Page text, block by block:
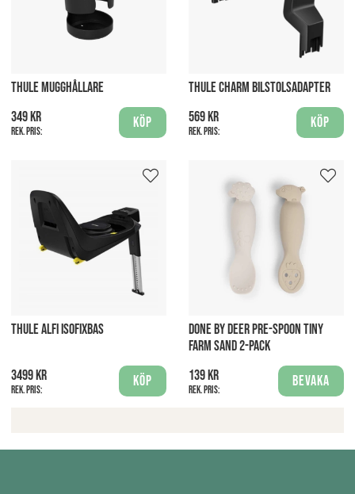
THULE MUGGHÅLLARE
349 kr
Rek. pris:
Köp
THULE CHARM BILSTOLSADAPTER
569 kr
Rek. pris:
Köp
THULE ALFI ISOFIXBAS
3499 kr
Rek. pris:
Köp
DONE BY DEER PRE-SPOON TINY
FARM SAND 2-PACK
139 kr
Rek. pris:
Bevaka